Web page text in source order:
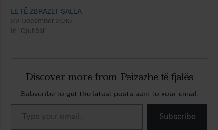
LE TË ZBRAZET SALLA
29 December 2010
In "Gjuhësi"
Discover more from Peizazhe të fjalës
Subscribe to get the latest posts sent to your email.
Type your email…
Subscribe